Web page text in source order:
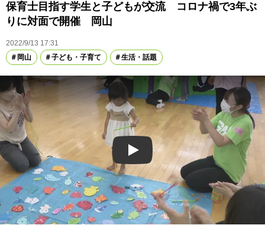
保育士目指す学生と子どもが交流 コロナ禍で3年ぶ
りに対面で開催 岡山
2022/9/13 17:31
岡山
子ども・子育て 生活・話題
Play